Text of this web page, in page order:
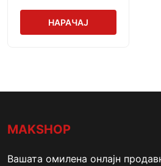
НАРАЧАЈ
MAKSHOP
Вашата омилена онлајн